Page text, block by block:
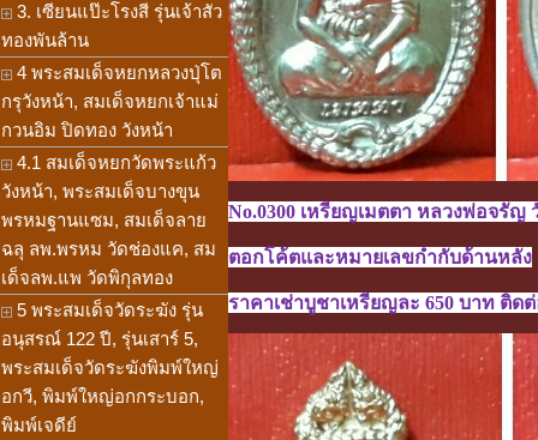
3. เซียนแป๊ะโรงสี รุ่นเจ้าสัว
ทองพันล้าน
4 พระสมเด็จหยกหลวงปุ่โต
กรุวังหน้า, สมเด็จหยกเจ้าแม่
กวนอิม ปิดทอง วังหน้า
4.1 สมเด็จหยกวัดพระแก้ว
วังหน้า, พระสมเด็จบางขุน
พรหมฐานแซม, สมเด็จลาย
ฉลุ ลพ.พรหม วัดช่องแค, สม
เด็จลพ.แพ วัดพิกุลทอง
5 พระสมเด็จวัดระฆัง รุ่น
อนุสรณ์ 122 ปี, รุ่นเสาร์ 5,
พระสมเด็จวัดระฆังพิมพ์ใหญ่
อกวี, พิมพ์ใหญ่อกกระบอก,
พิมพ์เจดีย์
No.0300 เหรียญเมตตา หลวงพ่อจรั
ตอกโค้ตและหมายเลขกำกับด้านหลัง
ราคาเช่าบูชาเหรียญละ 650 บาท ติด